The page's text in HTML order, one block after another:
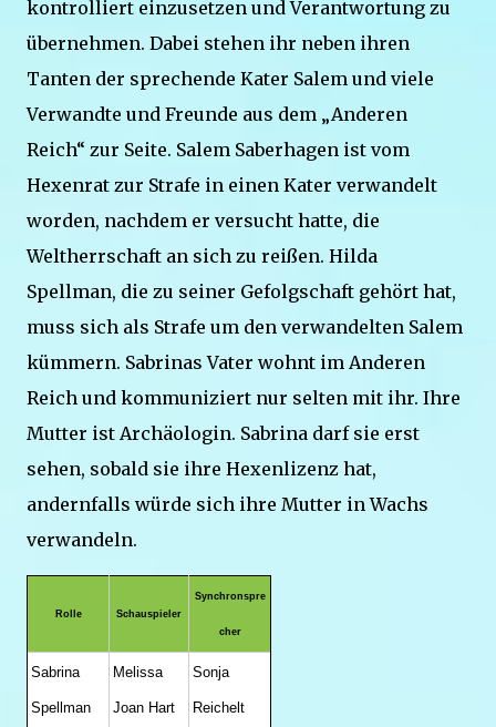
kontrolliert einzusetzen und Verantwortung zu
übernehmen. Dabei stehen ihr neben ihren
Tanten der sprechende Kater Salem und viele
Verwandte und Freunde aus dem „Anderen
Reich“ zur Seite. Salem Saberhagen ist vom
Hexenrat zur Strafe in einen Kater verwandelt
worden, nachdem er versucht hatte, die
Weltherrschaft an sich zu reißen. Hilda
Spellman, die zu seiner Gefolgschaft gehört hat,
muss sich als Strafe um den verwandelten Salem
kümmern. Sabrinas Vater wohnt im Anderen
Reich und kommuniziert nur selten mit ihr. Ihre
Mutter ist Archäologin. Sabrina darf sie erst
sehen, sobald sie ihre Hexenlizenz hat,
andernfalls würde sich ihre Mutter in Wachs
verwandeln.
Rolle Schauspieler
Synchronspre
cher
Sabrina
Spellman
Melissa
Joan Hart
Sonja
Reichelt